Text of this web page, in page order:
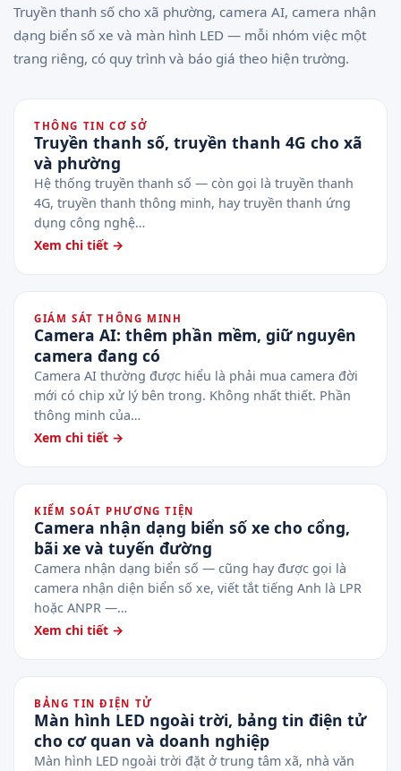
Truyền thanh số cho xã phường, camera AI, camera nhận
dạng biển số xe và màn hình LED — mỗi nhóm việc một
trang riêng, có quy trình và báo giá theo hiện trường.
THÔNG TIN CƠ SỞ
Truyền thanh số, truyền thanh 4G cho xã
và phường
Hệ thống truyền thanh số — còn gọi là truyền thanh
4G, truyền thanh thông minh, hay truyền thanh ứng
dụng công nghệ…
Xem chi tiết →
GIÁM SÁT THÔNG MINH
Camera AI: thêm phần mềm, giữ nguyên
camera đang có
Camera AI thường được hiểu là phải mua camera đời
mới có chip xử lý bên trong. Không nhất thiết. Phần
thông minh của…
Xem chi tiết →
KIỂM SOÁT PHƯƠNG TIỆN
Camera nhận dạng biển số xe cho cổng,
bãi xe và tuyến đường
Camera nhận dạng biển số — cũng hay được gọi là
camera nhận diện biển số xe, viết tắt tiếng Anh là LPR
hoặc ANPR —…
Xem chi tiết →
BẢNG TIN ĐIỆN TỬ
Màn hình LED ngoài trời, bảng tin điện tử
cho cơ quan và doanh nghiệp
Màn hình LED ngoài trời đặt ở trung tâm xã, nhà văn